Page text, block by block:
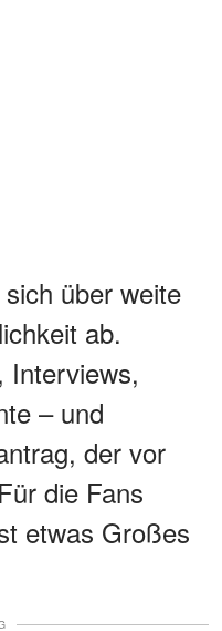
über weite
ab.
Interviews,
– und
der vor
die Fans
etwas Großes